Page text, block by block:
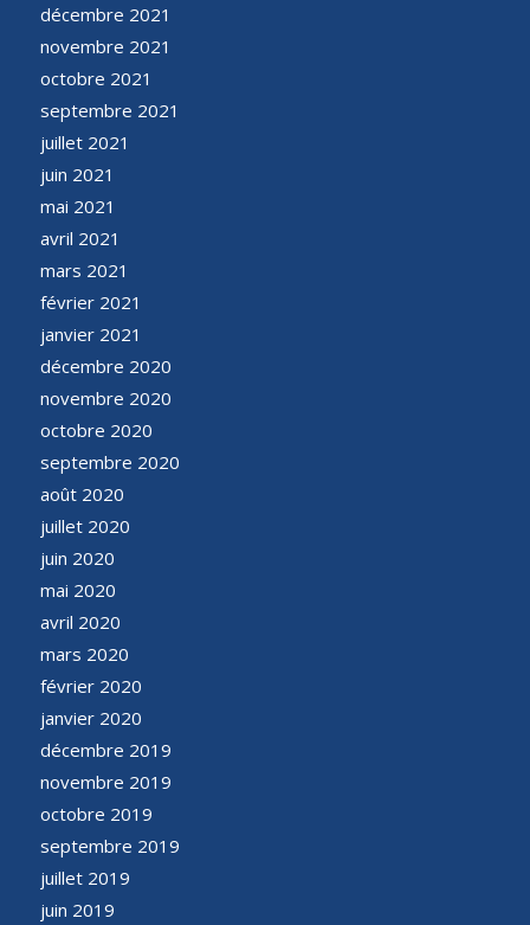
décembre 2021
novembre 2021
octobre 2021
septembre 2021
juillet 2021
juin 2021
mai 2021
avril 2021
mars 2021
février 2021
janvier 2021
décembre 2020
novembre 2020
octobre 2020
septembre 2020
août 2020
juillet 2020
juin 2020
mai 2020
avril 2020
mars 2020
février 2020
janvier 2020
décembre 2019
novembre 2019
octobre 2019
septembre 2019
juillet 2019
juin 2019